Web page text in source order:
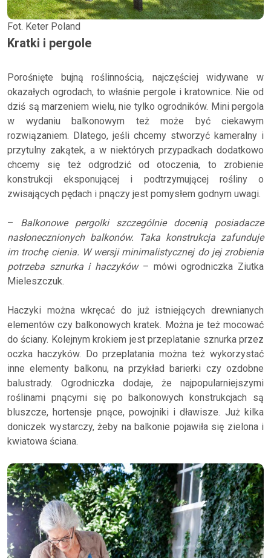
Fot. Keter Poland
Kratki i pergole
Porośnięte bujną roślinnością, najczęściej widywane w
okazałych ogrodach, to właśnie pergole i kratownice. Nie od
dziś są marzeniem wielu, nie tylko ogrodników. Mini pergola
w wydaniu balkonowym też może być ciekawym
rozwiązaniem. Dlatego, jeśli chcemy stworzyć kameralny i
przytulny zakątek, a w niektórych przypadkach dodatkowo
chcemy się też odgrodzić od otoczenia, to zrobienie
konstrukcji eksponującej i podtrzymującej rośliny o
zwisających pędach i pnączy jest pomysłem godnym uwagi.
– Balkonowe pergolki szczególnie docenią posiadacze
nasłonecznionych balkonów. Taka konstrukcja zafunduje
im trochę cienia. W wersji minimalistycznej do jej zrobienia
potrzeba sznurka i haczyków– mówi ogrodniczka Ziutka
Mieleszczuk.
Haczyki można wkręcać do już istniejących drewnianych
elementów czy balkonowych kratek. Można je też mocować
do ściany. Kolejnym krokiem jest przeplatanie sznurka przez
oczka haczyków. Do przeplatania można też wykorzystać
inne elementy balkonu, na przykład barierki czy ozdobne
balustrady. Ogrodniczka dodaje, że najpopularniejszymi
roślinami pnącymi się po balkonowych konstrukcjach są
bluszcze, hortensje pnące, powojniki i dławisze. Już kilka
doniczek wystarczy, żeby na balkonie pojawiła się zielona i
kwiatowa ściana.